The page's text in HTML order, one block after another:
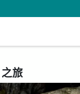
租車
超值折扣
旅